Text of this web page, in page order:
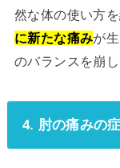
然な体の使い方
に新たな痛みが
のバランスを崩
4. 肘の痛みの